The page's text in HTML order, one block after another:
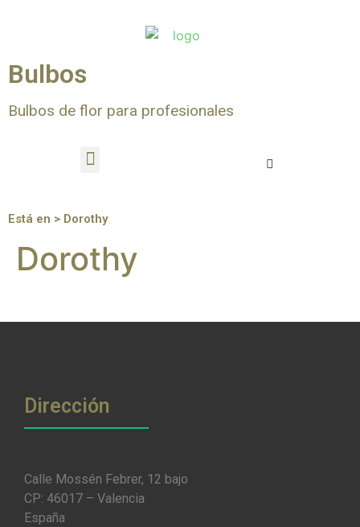
Bulbos
Bulbos de flor para profesionales
Está en > Dorothy
Dorothy
Dirección
Calle Mossén Febrer, 12 bajo
CP: 46017 – Valencia
España